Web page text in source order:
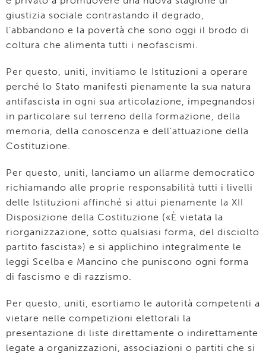
giustizia sociale contrastando il degrado,
l’abbandono e la povertà che sono oggi il brodo di
coltura che alimenta tutti i neofascismi.
Per questo, uniti, invitiamo le Istituzioni a operare
perché lo Stato manifesti pienamente la sua natura
antifascista in ogni sua articolazione, impegnandosi
in particolare sul terreno della formazione, della
memoria, della conoscenza e dell’attuazione della
Costituzione.
Per questo, uniti, lanciamo un allarme democratico
richiamando alle proprie responsabilità tutti i livelli
delle Istituzioni affinché si attui pienamente la XII
Disposizione della Costituzione («È vietata la
riorganizzazione, sotto qualsiasi forma, del disciolto
partito fascista») e si applichino integralmente le
leggi Scelba e Mancino che puniscono ogni forma
di fascismo e di razzismo.
Per questo, uniti, esortiamo le autorità competenti a
vietare nelle competizioni elettorali la
presentazione di liste direttamente o indirettamente
legate a organizzazioni, associazioni o partiti che si